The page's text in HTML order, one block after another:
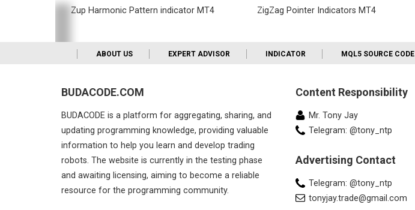
Zup Harmonic Pattern indicator MT4 ZigZag Pointer Indicators MT4
ABOUT US EXPERT ADVISOR INDICATOR MQL5 SOURCE CODE
BUDACODE.COM
BUDACODE is a platform for aggregating, sharing, and
updating programming knowledge, providing valuable
information to help you learn and develop trading
robots. The website is currently in the testing phase
and awaiting licensing, aiming to become a reliable
resource for the programming community.
Content Responsibility
Mr. Tony Jay
Telegram: @tony_ntp
Advertising Contact
Telegram: @tony_ntp
tonyjay.trade@gmail.com